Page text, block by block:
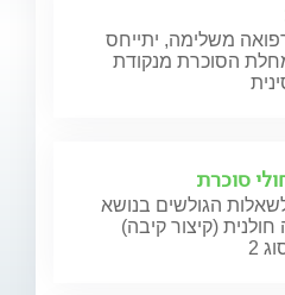
משלימה, יתייחס
הסוכרת מנקודת
סוכרת
הגולשים בנושא
חולנית (קיצור קיבה)
2